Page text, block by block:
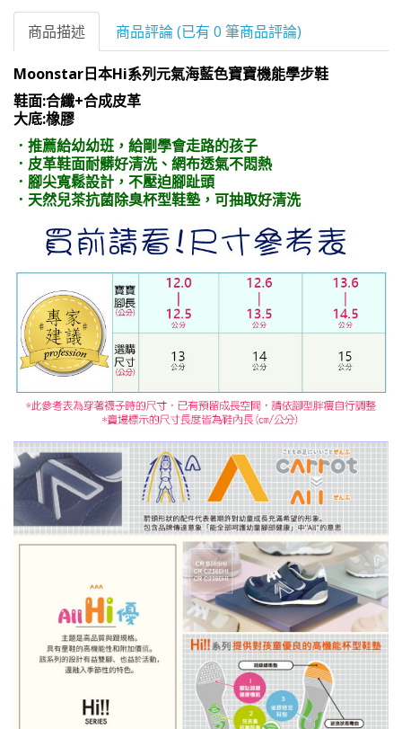
商品描述 商品評論 (已有 0 筆商品評論)
Moonstar日本Hi系列元氣海藍色寶寶機能學步鞋
鞋面:合纖+合成皮革
大底:橡膠
．推薦給幼幼班，給剛學會走路的孩子
．皮革鞋面耐髒好清洗、網布透氣不悶熱
．腳尖寬鬆設計，不壓迫腳趾頭
．天然兒茶抗菌除臭杯型鞋墊，可抽取好清洗